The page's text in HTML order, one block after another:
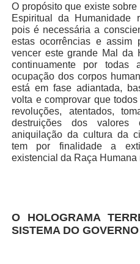
O propósito que existe
Espiritual da Humanidade
pois é necessária a
estas ocorrências e assim
vencer este grande Mal da
continuamente por
ocupação dos corpos
está em fase adiantada,
volta e comprovar que
revoluções, atentados,
destruições dos
aniquilação da cultura da
tem por finalidade a
existencial da Raça Humana
O HOLOGRAMA
SISTEMA DO